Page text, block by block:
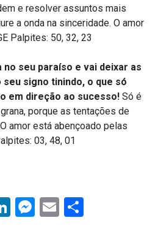
e resolver assuntos mais
a onda na sinceridade. O amor
Palpites: 50, 32, 23
no seu paraíso e vai deixar as
signo tinindo, o que só
em direção ao sucesso! Só é
porque as tentações de
amor está abençoado pelas
03, 48, 01
LinkedIn
Messenger
Email